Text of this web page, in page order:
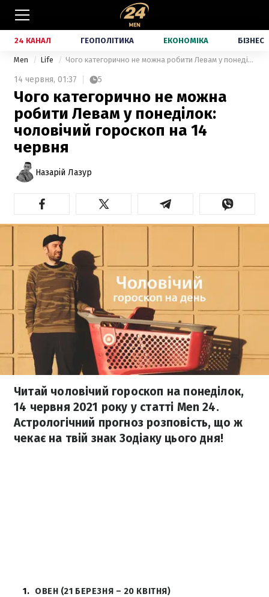
24 КАНАЛ ГЕОПОЛІТИКА ЕКОНОМІКА БІЗНЕС
Men Life Чого категорично не можна робити Левам у понеділок: чоловічий гороскоп на 14 червня
14 червня, 01:37 5
Чого категорично не можна
робити Левам у понеділок:
чоловічий гороскоп на 14
червня
Назарій Лазур
Читай чоловічий гороскоп на понеділок,
14 червня 2021 року у статті Men 24.
Астрологічний прогноз розповість, що ж
чекає на твій знак Зодіаку цього дня!
1 ОВЕН (21 БЕРЕЗНЯ – 20 КВІТНЯ)